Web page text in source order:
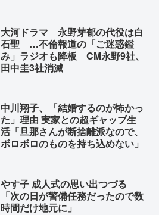
大河ドラマ 永野芽郁の代役は白
石聖 …不倫報道の「ご迷惑鑑
み」ラジオも降板 CM永野9社、
田中圭3社消滅
中川翔子、「結婚するのが怖かっ
た」理由 実家との超ギャップ生
活「旦那さんが断捨離派なので、
ボロボロのものを持ち込めない」
やす子 成人式の思い出つづる
「次の日が警備任務だったので数
時間だけ地元に」